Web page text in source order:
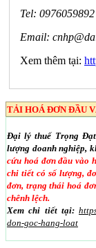
Tel: 0976059892
Email:
Xem thêm tại:
TẢI HOÁ ĐƠN ĐẦU
Đại lý thuế Trọng
lượng doanh nghiệp,
cứu hoá đơn đầu vào
chi tiết có số lượng,
đơn, trạng thái hoá
chênh lệch.
Xem chi tiết tại:
don-goc-hang-loat